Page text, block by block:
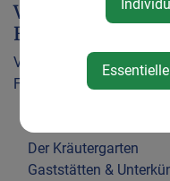
Veranstaltungen
Freizeit
Veranstaltungen
Freizeitangebote
Der Kräutergarten
Gaststätten &